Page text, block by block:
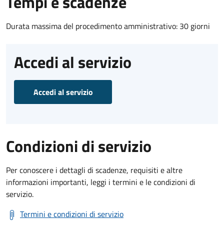
Durata massima del procedimento amministrativo: 30 giorni
Accedi al servizio
Accedi al servizio
Condizioni di servizio
Per conoscere i dettagli di scadenze, requisiti e altre
informazioni importanti, leggi i termini e le condizioni di
servizio.
Termini e condizioni di servizio